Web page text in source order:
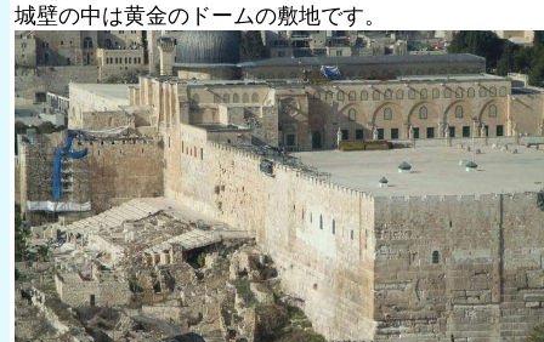
城壁の中は黄金のドームの敷地です。